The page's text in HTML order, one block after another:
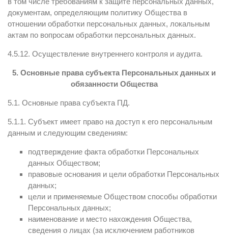
документам, определяющим политику Общества в
отношении обработки персональных данных, локальным
актам по вопросам обработки персональных данных.
4.5.12. Осуществление внутреннего контроля и аудита.
5. Основные права субъекта Персональных данных и
обязанности Общества
5.1. Основные права субъекта ПД.
5.1.1. Субъект имеет право на доступ к его персональным
данным и следующим сведениям:
подтверждение факта обработки Персональных
данных Обществом;
правовые основания и цели обработки Персональных
данных;
цели и применяемые Обществом способы обработки
Персональных данных;
наименование и место нахождения Общества,
сведения о лицах (за исключением работников